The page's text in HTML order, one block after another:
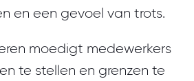
en een gevoel van trots.
moedigt medewerkers
te stellen en grenzen te